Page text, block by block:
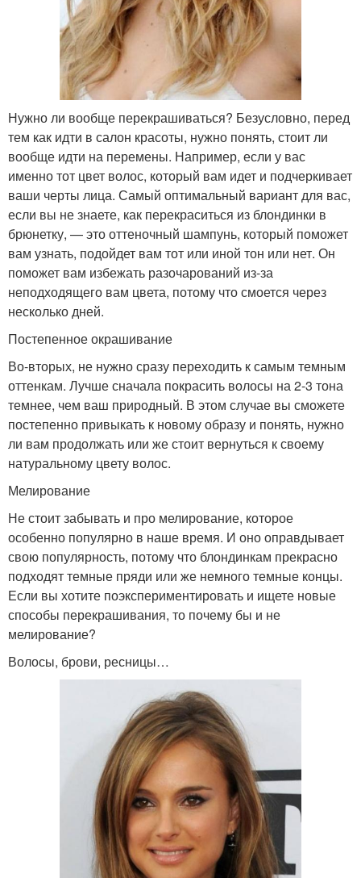
Нужно ли вообще перекрашиваться? Безусловно, перед
тем как идти в салон красоты, нужно понять, стоит ли
вообще идти на перемены. Например, если у вас
именно тот цвет волос, который вам идет и подчеркивает
ваши черты лица. Самый оптимальный вариант для вас,
если вы не знаете, как перекраситься из блондинки в
брюнетку, — это оттеночный шампунь, который поможет
вам узнать, подойдет вам тот или иной тон или нет. Он
поможет вам избежать разочарований из-за
неподходящего вам цвета, потому что смоется через
несколько дней.
Постепенное окрашивание
Во-вторых, не нужно сразу переходить к самым темным
оттенкам. Лучше сначала покрасить волосы на 2-3 тона
темнее, чем ваш природный. В этом случае вы сможете
постепенно привыкать к новому образу и понять, нужно
ли вам продолжать или же стоит вернуться к своему
натуральному цвету волос.
Мелирование
Не стоит забывать и про мелирование, которое
особенно популярно в наше время. И оно оправдывает
свою популярность, потому что блондинкам прекрасно
подходят темные пряди или же немного темные концы.
Если вы хотите поэкспериментировать и ищете новые
способы перекрашивания, то почему бы и не
мелирование?
Волосы, брови, ресницы…